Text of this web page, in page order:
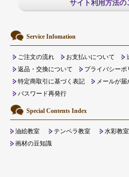
サイト利用方法の
Service Infomation
ご注文の流れ お支払いについて
返品・交換について
プライバシーポ
特定商取引に基づく表記
メールが
パスワード再発行
Special Contents Index
油絵教室 テンペラ教室 水彩教室
画材の豆知識